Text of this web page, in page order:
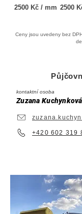
2500 Kč / mm 2500
Ceny jsou uvedeny bez
kontaktní osoba
Zuzana Kuchynková
+420 602 319